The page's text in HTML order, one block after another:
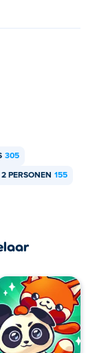
spelen?
305
PERSONEN 155